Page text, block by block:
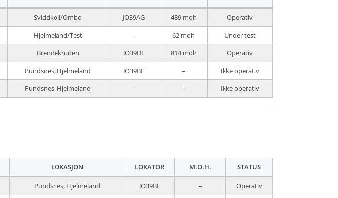
Sviddkoll/Ombo JO39AG 489 moh
Operativ
Hjelmeland/Test – 62 moh
Under test
Brendeknuten JO39DE 814 moh
Operativ
Pundsnes, Hjelmeland JO39BF –
Ikke operativ
Pundsnes, Hjelmeland – – Ikke operativ
LOKASJON LOKATOR M.O.H. STATUS
Pundsnes, Hjelmeland JO39BF –
Operativ